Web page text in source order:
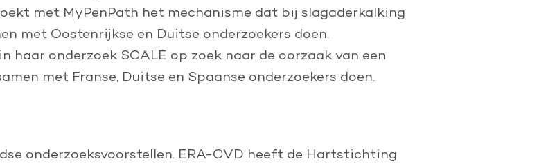
met MyPenPath het mechanisme dat bij slagaderkalking
met Oostenrijkse en Duitse onderzoekers doen.
haar onderzoek SCALE op zoek naar de oorzaak van een
met Franse, Duitse en Spaanse onderzoekers doen.
onderzoeksvoorstellen. ERA-CVD heeft de Hartstichting